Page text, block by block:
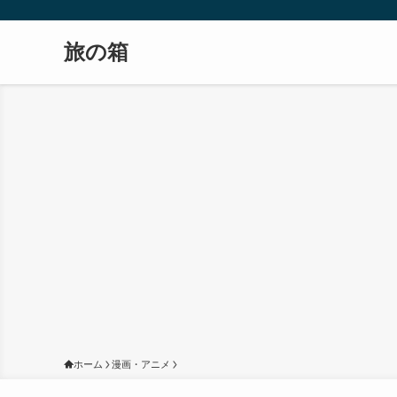
旅の箱
ホーム 漫画・アニメ